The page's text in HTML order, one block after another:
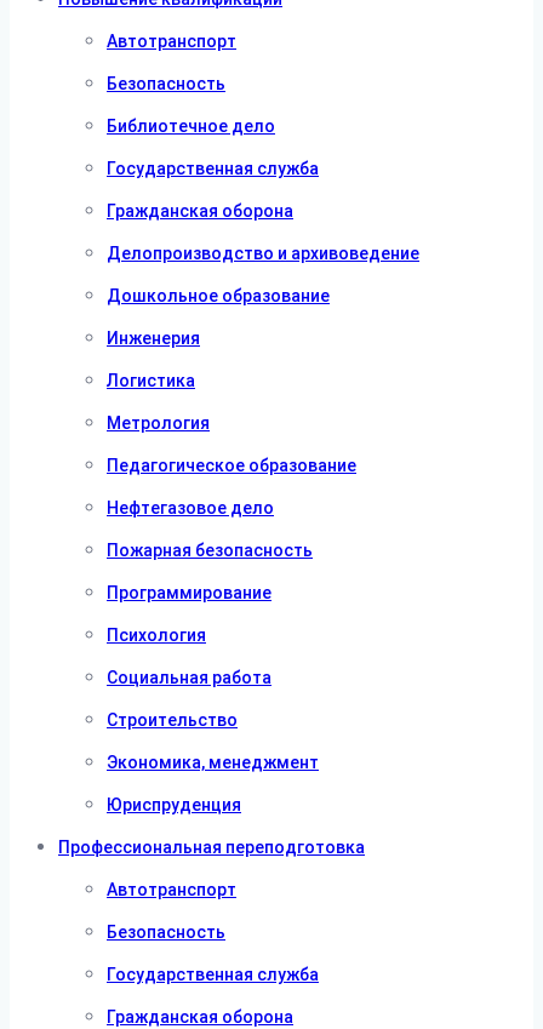
Автотранспорт
Безопасность
Библиотечное дело
Государственная служба
Гражданская оборона
Делопроизводство и архивоведение
Дошкольное образование
Инженерия
Логистика
Метрология
Педагогическое образование
Нефтегазовое дело
Пожарная безопасность
Программирование
Психология
Социальная работа
Строительство
Экономика, менеджмент
Юриспруденция
Профессиональная переподготовка
Автотранспорт
Безопасность
Государственная служба
Гражданская оборона